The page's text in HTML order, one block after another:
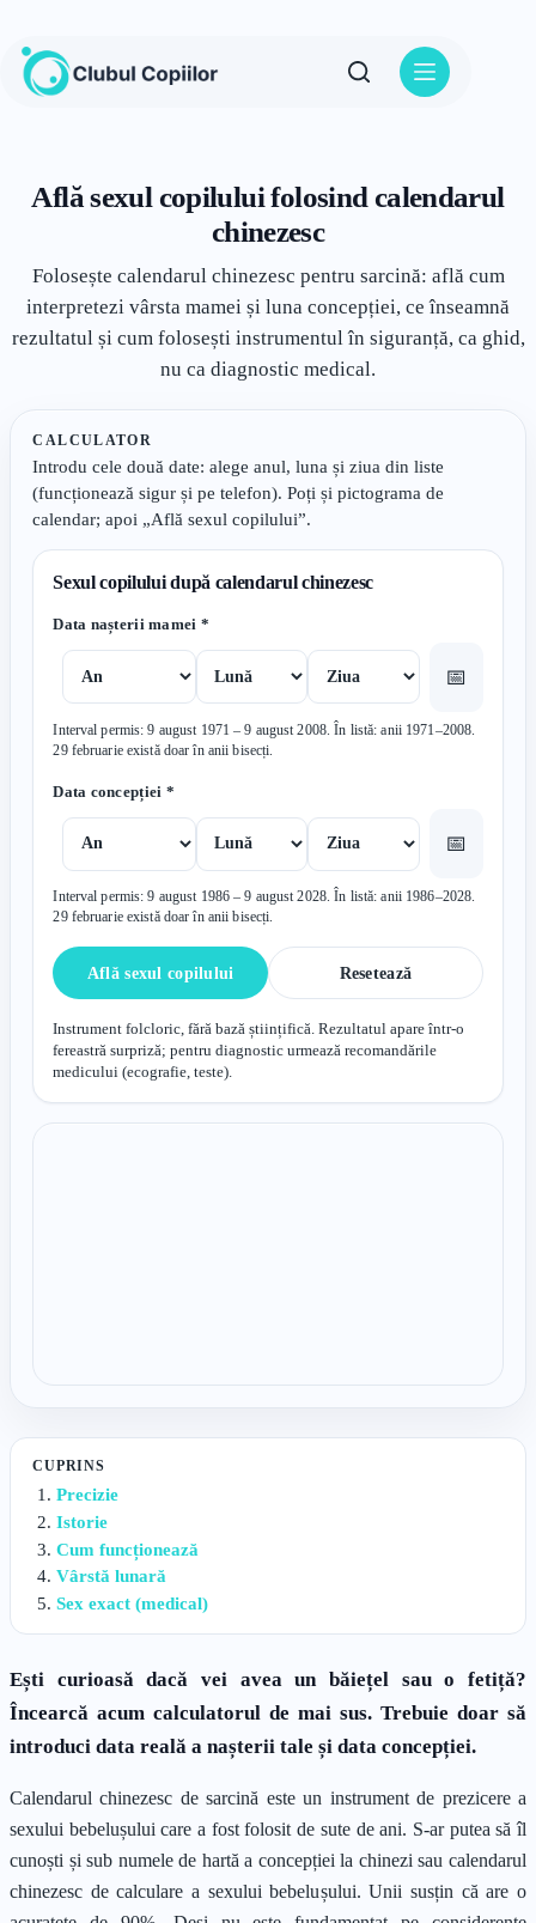
conținut
Află sexul copilului folosind calendarul
chinezesc
Folosește calendarul chinezesc pentru sarcină: află cum
interpretezi vârsta mamei și luna concepției, ce înseamnă
rezultatul și cum folosești instrumentul în siguranță, ca ghid,
nu ca diagnostic medical.
CALCULATOR
Introdu cele două date: alege anul, luna și ziua din liste
(funcționează sigur și pe telefon). Poți și pictograma de
calendar; apoi „Află sexul copilului”.
Sexul copilului după calendarul chinezesc
Data nașterii mamei *
📅
Interval permis: 9 august 1971 – 9 august 2008. În listă: anii 1971–2008.
29 februarie există doar în anii bisecți.
Data concepției *
📅
Interval permis: 9 august 1986 – 9 august 2028. În listă: anii 1986–2028.
29 februarie există doar în anii bisecți.
Află sexul copilului Resetează
Instrument folcloric, fără bază științifică. Rezultatul apare într-o
fereastră surpriză; pentru diagnostic urmează recomandările
medicului (ecografie, teste).
CUPRINS
Precizie
Istorie
Cum funcționează
Vârstă lunară
Sex exact (medical)
Ești curioasă dacă vei avea un băiețel sau o fetiță?
Încearcă acum calculatorul de mai sus. Trebuie doar să
introduci data reală a nașterii tale și data concepției.
Calendarul chinezesc de sarcină este un instrument de prezicere a
sexului bebelușului care a fost folosit de sute de ani. S-ar putea să îl
cunoști și sub numele de hartă a concepției la chinezi sau calendarul
chinezesc de calculare a sexului bebelușului. Unii susțin că are o